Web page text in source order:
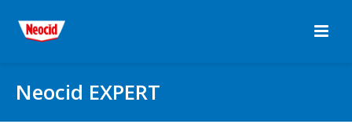
Neocid EXPERT